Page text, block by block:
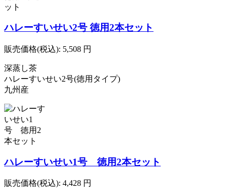
ハレーすいせい2号 徳用2本セット
販売価格(税込): 5,508 円
深蒸し茶
ハレーすいせい2号(徳用タイプ)
九州産
ハレーすいせい1号 徳用2本セット
販売価格(税込): 4,428 円